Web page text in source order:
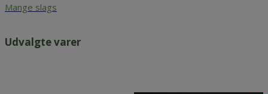
Mange slags
Udvalgte varer